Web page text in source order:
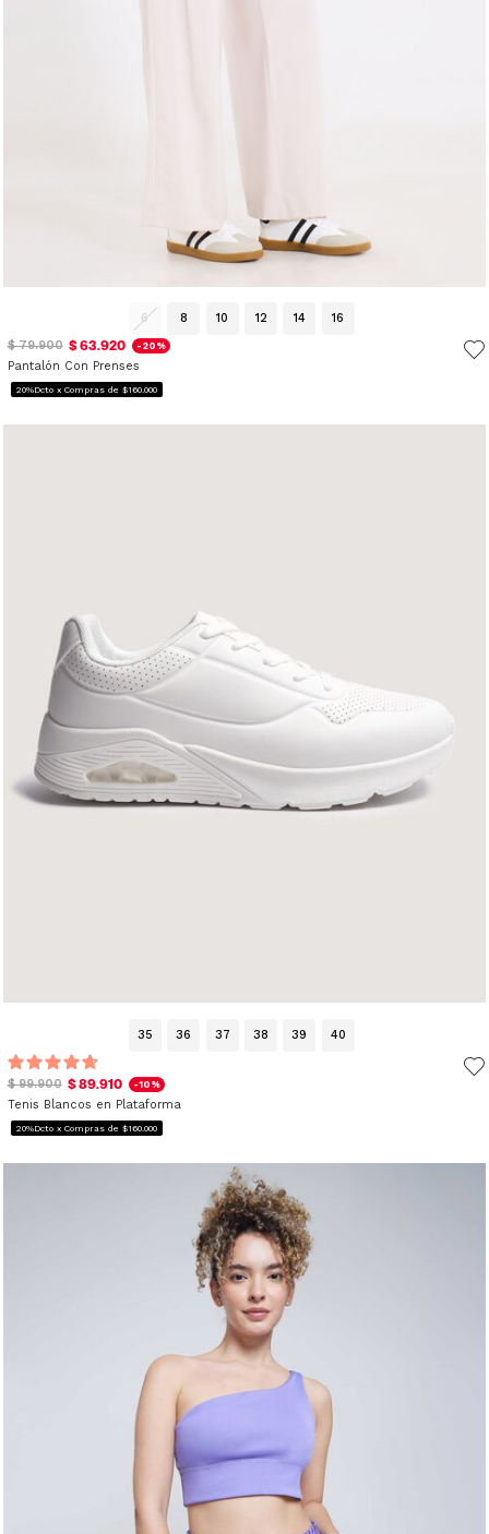
6 8 10 12 14
16
$ 79.900 $ 63.920 -20%
Pantalón Con Prenses
20%Dcto x Compras de $160.000
35 36 37 38 39 40
$ 99.900 $ 89.910 -10%
Tenis Blancos en Plataforma
20%Dcto x Compras de $160.000